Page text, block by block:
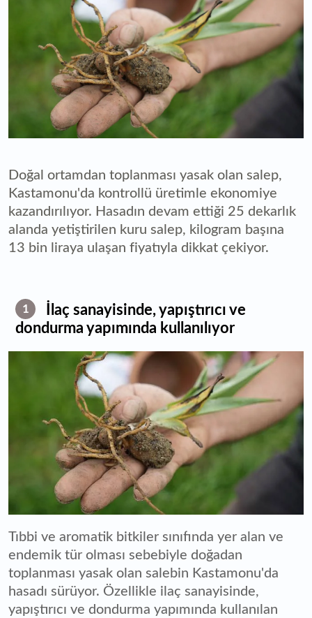
Doğal ortamdan toplanması yasak olan salep,
Kastamonu'da kontrollü üretimle ekonomiye
kazandırılıyor. Hasadın devam ettiği 25 dekarlık
alanda yetiştirilen kuru salep, kilogram başına
13 bin liraya ulaşan fiyatıyla dikkat çekiyor.
1
İlaç sanayisinde, yapıştırıcı ve
dondurma yapımında kullanılıyor
Tıbbi ve aromatik bitkiler sınıfında yer alan ve
endemik tür olması sebebiyle doğadan
toplanması yasak olan salebin Kastamonu'da
hasadı sürüyor. Özellikle ilaç sanayisinde,
yapıştırıcı ve dondurma yapımında kullanılan